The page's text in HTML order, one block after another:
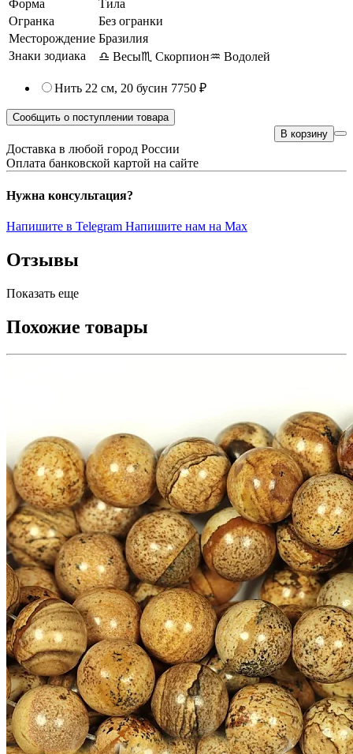
Форма
Тила
Огранка
Без огранки
Месторождение Бразилия
Знаки зодиака
♎ Весы♏ Скорпион♒ Водолей
Нить 22 см, 20 бусин 7750 ₽
Сообщить о поступлении товара
В корзину
Доставка в любой город России
Оплата банковской картой на сайте
Нужна консультация?
Напишите в Telegram Напишите нам на Max
Отзывы
Показать еще
Похожие товары